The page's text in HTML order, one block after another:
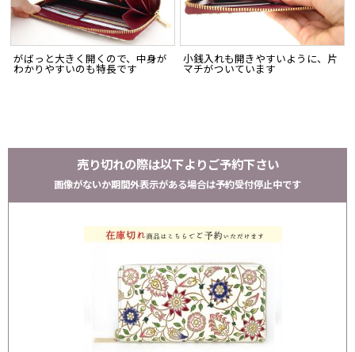
がばっと大きく開くので、中身が
わかりやすいのも特長です
小銭入れも開きやすいように、片
マチがついています
売り切れの際は以下よりご予約下さい
画像がないか期間外表示がある場合は予約受付停止中です